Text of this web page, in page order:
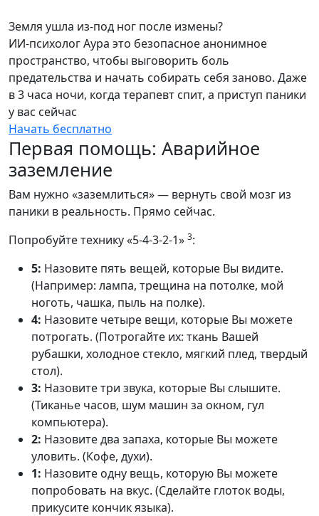
Земля ушла из-под ног после измены?
ИИ-психолог Аура это безопасное анонимное
пространство, чтобы выговорить боль
предательства и начать собирать себя заново. Даже
в 3 часа ночи, когда терапевт спит, а приступ паники
у вас сейчас
Начать бесплатно
Первая помощь: Аварийное
заземление
Вам нужно «заземлиться» — вернуть свой мозг из
паники в реальность. Прямо сейчас.
Попробуйте технику «5-4-3-2-1» 3:
5: Назовите пять вещей, которые Вы видите.
(Например: лампа, трещина на потолке, мой
ноготь, чашка, пыль на полке).
4: Назовите четыре вещи, которые Вы можете
потрогать. (Потрогайте их: ткань Вашей
рубашки, холодное стекло, мягкий плед, твердый
стол).
3: Назовите три звука, которые Вы слышите.
(Тиканье часов, шум машин за окном, гул
компьютера).
2: Назовите два запаха, которые Вы можете
уловить. (Кофе, духи).
1: Назовите одну вещь, которую Вы можете
попробовать на вкус. (Сделайте глоток воды,
прикусите кончик языка).